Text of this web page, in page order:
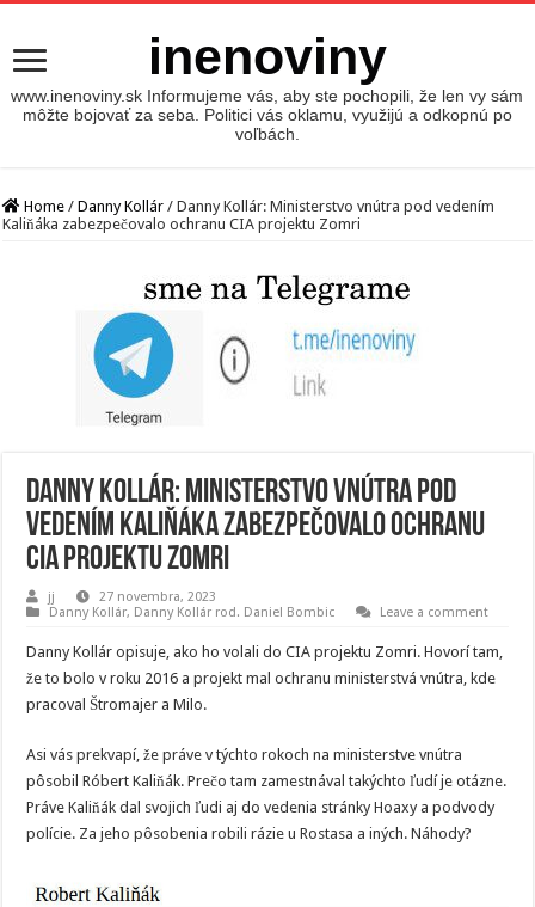
inenoviny
www.inenoviny.sk Informujeme vás, aby ste pochopili, že len vy sám
môžte bojovať za seba. Politici vás oklamu, využijú a odkopnú po
voľbách.
Home / Danny Kollár / Danny Kollár: Ministerstvo vnútra pod vedením
Kaliňáka zabezpečovalo ochranu CIA projektu Zomri
Danny Kollár: Ministerstvo vnútra pod
vedením Kaliňáka zabezpečovalo ochranu
CIA projektu Zomri
jj
27 novembra, 2023
Danny Kollár, Danny Kollár rod. Daniel Bombic Leave a comment
Danny Kollár opisuje, ako ho volali do CIA projektu Zomri. Hovorí tam,
že to bolo v roku 2016 a projekt mal ochranu ministerstvá vnútra, kde
pracoval Štromajer a Milo.
Asi vás prekvapí, že práve v týchto rokoch na ministerstve vnútra
pôsobil Róbert Kaliňák. Prečo tam zamestnával takýchto ľudí je otázne.
Práve Kaliňák dal svojich ľudi aj do vedenia stránky Hoaxy a podvody
polície. Za jeho pôsobenia robili rázie u Rostasa a iných. Náhody?